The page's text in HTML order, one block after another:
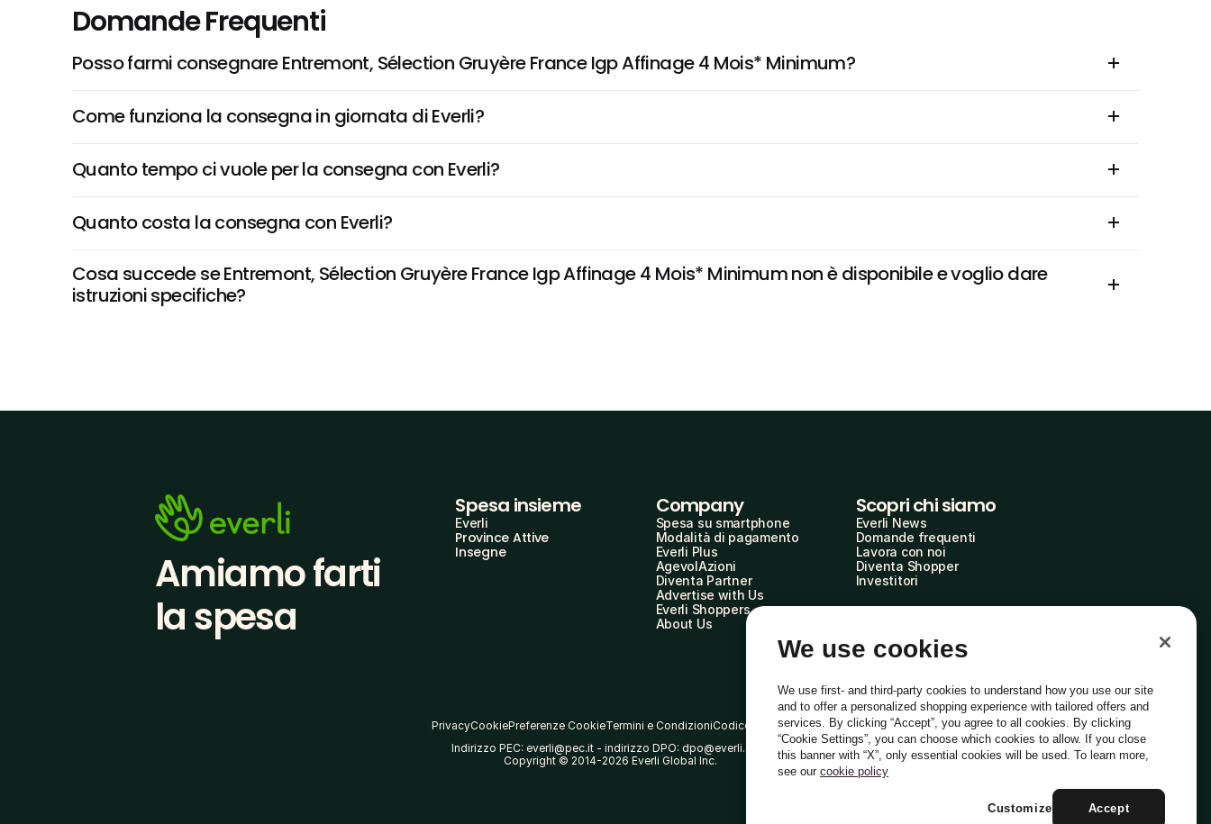
Domande Frequenti
Posso farmi consegnare Entremont, Sélection Gruyère France Igp Affinage 4 Mois* Minimum?
Come funziona la consegna in giornata di Everli?
Quanto tempo ci vuole per la consegna con Everli?
Quanto costa la consegna con Everli?
Cosa succede se Entremont, Sélection Gruyère France Igp Affinage 4 Mois* Minimum non è disponibile e voglio dare
istruzioni specifiche?
Amiamo farti
la spesa
Spesa insieme
Everli
Province Attive
Insegne
Company
Spesa su smartphone
Modalità di pagamento
Everli Plus
AgevolAzioni
Diventa Partner
Advertise with Us
Everli Shoppers
About Us
Scopri chi siamo
Everli News
Domande frequenti
Lavora con noi
Diventa Shopper
Investitori
PrivacyCookiePreferenze CookieTermini e CondizioniCodice Etico
Indirizzo PEC: everli@pec.it - indirizzo DPO: dpo@everli.com
Copyright © 2014-2026 Everli Global Inc.
Italiano
We use cookies
We use first- and third-party cookies to understand how you use our site
and to offer a personalized shopping experience with tailored offers and
services. By clicking “Accept”, you agree to all cookies. By clicking
“Cookie Settings”, you can choose which cookies to allow. If you close
this banner with “X”, only essential cookies will be used. To learn more,
see our cookie policy
Accept
Customize